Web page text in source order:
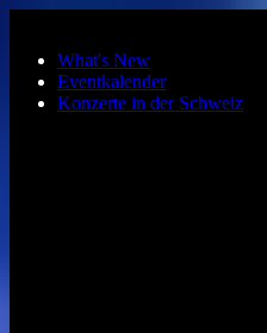
What's New
Eventkalender
Konzerte in der Schweiz